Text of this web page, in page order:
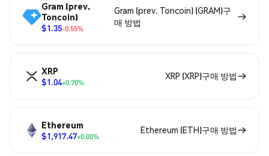
Gram (prev.
Toncoin)
$1.35-0.55%
Gram (prev. Toncoin) (GRAM)구
매 방법
XRP
$1.04+0.70%
XRP (XRP)구매 방법
Ethereum
$1,917.47+0.00%
Ethereum (ETH)구매 방법